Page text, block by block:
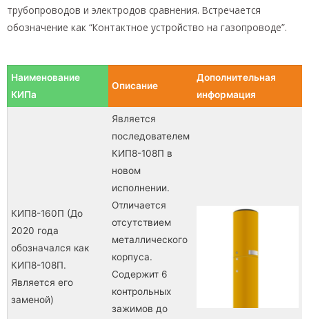
трубопроводов и электродов сравнения. Встречается
обозначение как “Контактное устройство на газопроводе”.
Наименование
КИПа
Описание
Дополнительная
информация
КИП8-160П (До
2020 года
обозначался как
КИП8-108П.
Является его
заменой)
Является
последователем
КИП8-108П в
новом
исполнении.
Отличается
отсутствием
металлического
корпуса.
Содержит 6
контрольных
зажимов до